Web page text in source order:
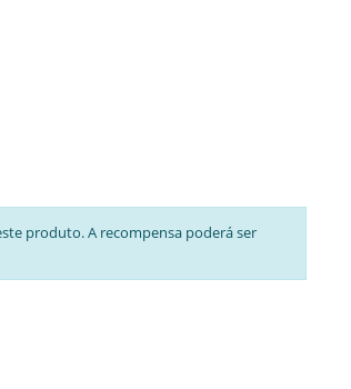
produto. A recompensa poderá ser